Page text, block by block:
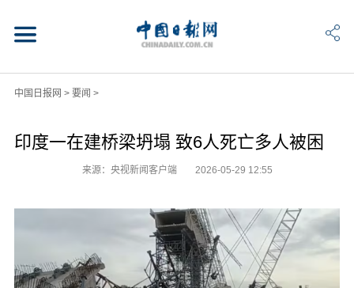
中国日报网 > 要闻 >
印度一在建桥梁坍塌 致6人死亡多人被困
来源：央视新闻客户端 2026-05-29 12:55